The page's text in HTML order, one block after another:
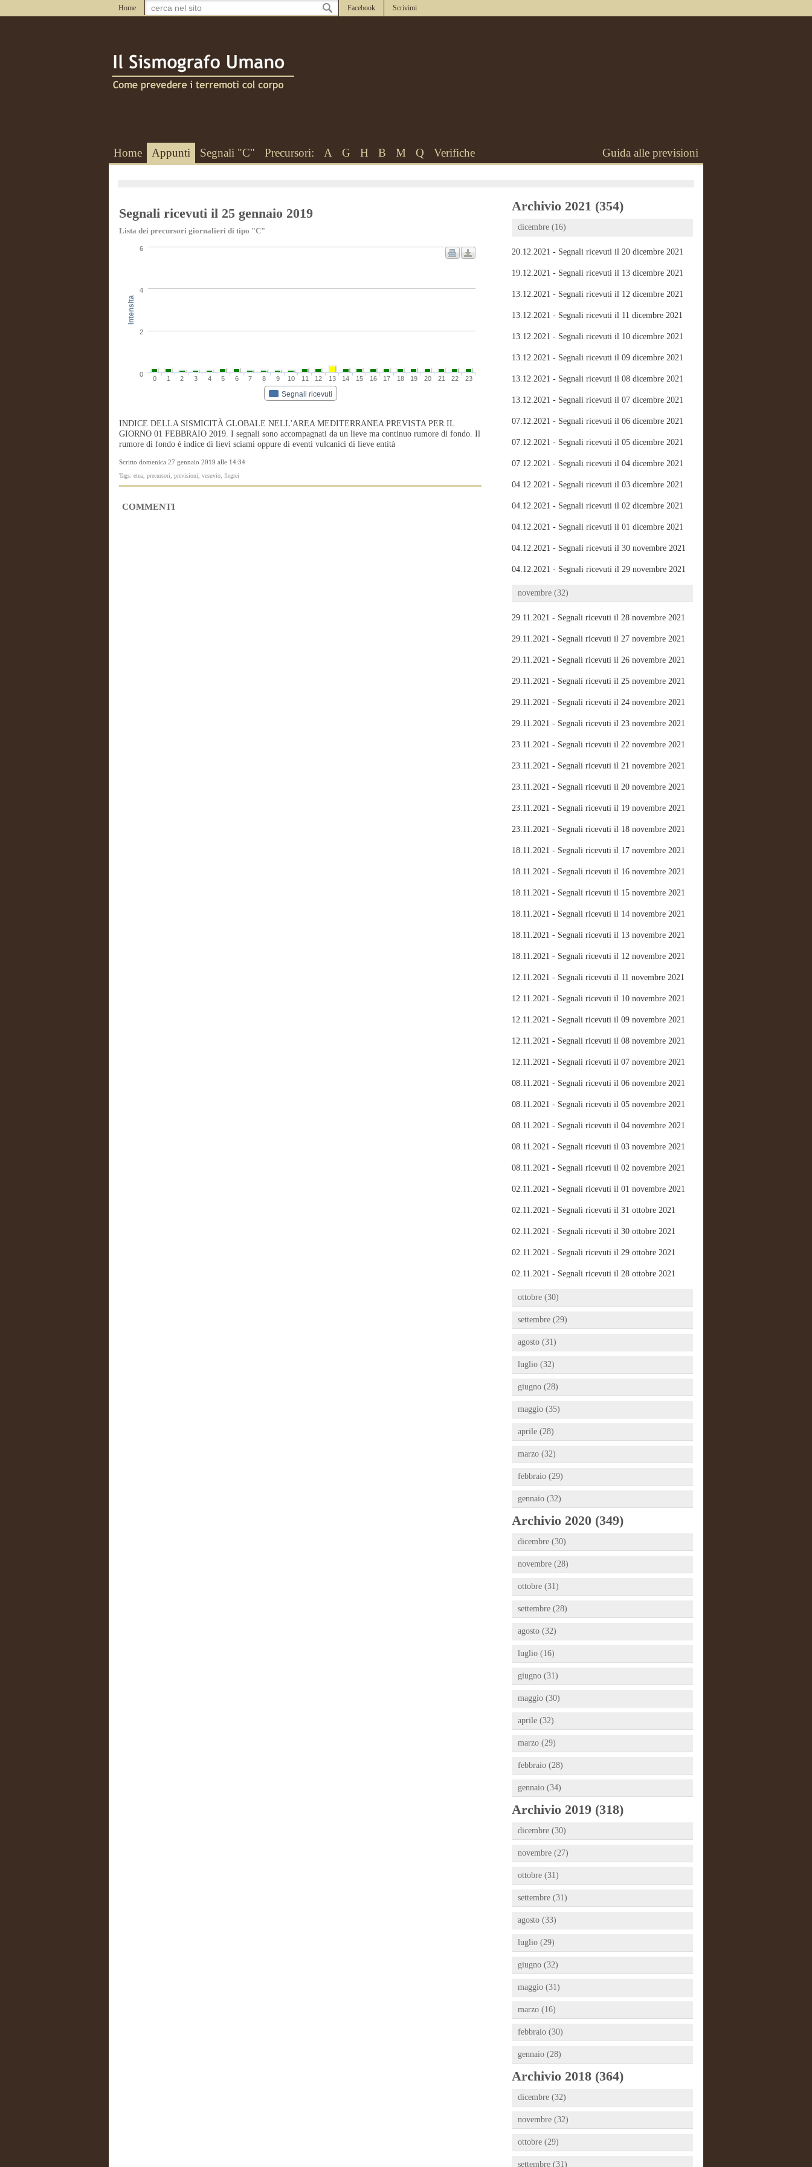
Home Facebook Scrivimi
Home Appunti Segnali "C" Precursori: A G H B M Q Verifiche Guida alle previsioni
Segnali ricevuti il 25 gennaio 2019
Lista dei precursori giornalieri di tipo "C"
Intensita
Segnali ricevuti
0 1 2 3 4 5 6 7 8 9 10 11 12 13 14 15 16 17 18 19 20 21 22 23
0
2
4
6
INDICE DELLA SISMICITÀ GLOBALE NELL'AREA MEDITERRANEA PREVISTA PER IL
GIORNO 01 FEBBRAIO 2019. I segnali sono accompagnati da un lieve ma continuo rumore di fondo. Il
rumore di fondo è indice di lievi sciami oppure di eventi vulcanici di lieve entità
Scritto domenica 27 gennaio 2019 alle 14:34
Tags: etna, precursori, previsioni, vesuvio, flegrei
COMMENTI
Archivio 2021 (354)
dicembre (16)
20.12.2021 - Segnali ricevuti il 20 dicembre 2021
19.12.2021 - Segnali ricevuti il 13 dicembre 2021
13.12.2021 - Segnali ricevuti il 12 dicembre 2021
13.12.2021 - Segnali ricevuti il 11 dicembre 2021
13.12.2021 - Segnali ricevuti il 10 dicembre 2021
13.12.2021 - Segnali ricevuti il 09 dicembre 2021
13.12.2021 - Segnali ricevuti il 08 dicembre 2021
13.12.2021 - Segnali ricevuti il 07 dicembre 2021
07.12.2021 - Segnali ricevuti il 06 dicembre 2021
07.12.2021 - Segnali ricevuti il 05 dicembre 2021
07.12.2021 - Segnali ricevuti il 04 dicembre 2021
04.12.2021 - Segnali ricevuti il 03 dicembre 2021
04.12.2021 - Segnali ricevuti il 02 dicembre 2021
04.12.2021 - Segnali ricevuti il 01 dicembre 2021
04.12.2021 - Segnali ricevuti il 30 novembre 2021
04.12.2021 - Segnali ricevuti il 29 novembre 2021
novembre (32)
29.11.2021 - Segnali ricevuti il 28 novembre 2021
29.11.2021 - Segnali ricevuti il 27 novembre 2021
29.11.2021 - Segnali ricevuti il 26 novembre 2021
29.11.2021 - Segnali ricevuti il 25 novembre 2021
29.11.2021 - Segnali ricevuti il 24 novembre 2021
29.11.2021 - Segnali ricevuti il 23 novembre 2021
23.11.2021 - Segnali ricevuti il 22 novembre 2021
23.11.2021 - Segnali ricevuti il 21 novembre 2021
23.11.2021 - Segnali ricevuti il 20 novembre 2021
23.11.2021 - Segnali ricevuti il 19 novembre 2021
23.11.2021 - Segnali ricevuti il 18 novembre 2021
18.11.2021 - Segnali ricevuti il 17 novembre 2021
18.11.2021 - Segnali ricevuti il 16 novembre 2021
18.11.2021 - Segnali ricevuti il 15 novembre 2021
18.11.2021 - Segnali ricevuti il 14 novembre 2021
18.11.2021 - Segnali ricevuti il 13 novembre 2021
18.11.2021 - Segnali ricevuti il 12 novembre 2021
12.11.2021 - Segnali ricevuti il 11 novembre 2021
12.11.2021 - Segnali ricevuti il 10 novembre 2021
12.11.2021 - Segnali ricevuti il 09 novembre 2021
12.11.2021 - Segnali ricevuti il 08 novembre 2021
12.11.2021 - Segnali ricevuti il 07 novembre 2021
08.11.2021 - Segnali ricevuti il 06 novembre 2021
08.11.2021 - Segnali ricevuti il 05 novembre 2021
08.11.2021 - Segnali ricevuti il 04 novembre 2021
08.11.2021 - Segnali ricevuti il 03 novembre 2021
08.11.2021 - Segnali ricevuti il 02 novembre 2021
02.11.2021 - Segnali ricevuti il 01 novembre 2021
02.11.2021 - Segnali ricevuti il 31 ottobre 2021
02.11.2021 - Segnali ricevuti il 30 ottobre 2021
02.11.2021 - Segnali ricevuti il 29 ottobre 2021
02.11.2021 - Segnali ricevuti il 28 ottobre 2021
ottobre (30)
settembre (29)
agosto (31)
luglio (32)
giugno (28)
maggio (35)
aprile (28)
marzo (32)
febbraio (29)
gennaio (32)
Archivio 2020 (349)
dicembre (30)
novembre (28)
ottobre (31)
settembre (28)
agosto (32)
luglio (16)
giugno (31)
maggio (30)
aprile (32)
marzo (29)
febbraio (28)
gennaio (34)
Archivio 2019 (318)
dicembre (30)
novembre (27)
ottobre (31)
settembre (31)
agosto (33)
luglio (29)
giugno (32)
maggio (31)
marzo (16)
febbraio (30)
gennaio (28)
Archivio 2018 (364)
dicembre (32)
novembre (32)
ottobre (29)
settembre (31)